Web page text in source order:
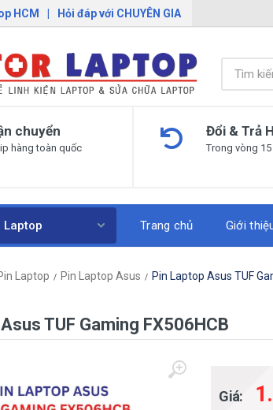
HCM | Hỏi đáp với CHUYÊN GIA
chuyển
hàng toàn quốc
Đổi & Trả
Trong vòng
Laptop Trang chủ Giới
Laptop Pin Laptop Asus Pin Laptop Asus TUF
TUF Gaming FX506HCB
Giá: